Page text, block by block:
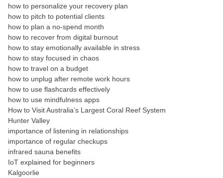
how to personalize your recovery plan
how to pitch to potential clients
how to plan a no-spend month
how to recover from digital burnout
how to stay emotionally available in stress
how to stay focused in chaos
how to travel on a budget
how to unplug after remote work hours
how to use flashcards effectively
how to use mindfulness apps
How to Visit Australia’s Largest Coral Reef System
Hunter Valley
importance of listening in relationships
importance of regular checkups
infrared sauna benefits
IoT explained for beginners
Kalgoorlie